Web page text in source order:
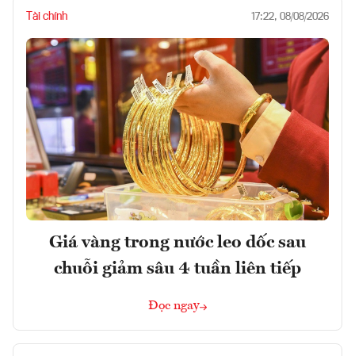
Tài chính 17:22, 08/08/2026
Giá vàng trong nước leo dốc sau
chuỗi giảm sâu 4 tuần liên tiếp
Đọc ngay